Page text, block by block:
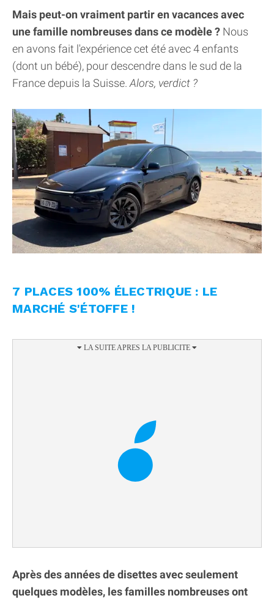
Mais peut-on vraiment partir en vacances avec
une famille nombreuses dans ce modèle ? Nous
en avons fait l'expérience cet été avec 4 enfants
(dont un bébé), pour descendre dans le sud de la
France depuis la Suisse. Alors, verdict ?
7 PLACES 100% ÉLECTRIQUE : LE
MARCHÉ S'ÉTOFFE !
Après des années de disettes avec seulement
quelques modèles, les familles nombreuses ont